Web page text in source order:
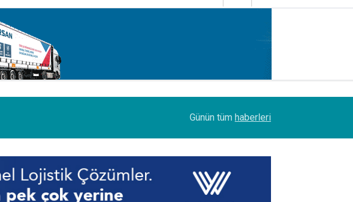
SOCAR Terminal de, MSC Tiger Servisi'nin
Günün tüm haberleri